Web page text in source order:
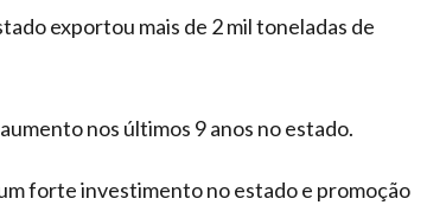
exportou mais de 2 mil toneladas de
nos últimos 9 anos no estado.
forte investimento no estado e promoção